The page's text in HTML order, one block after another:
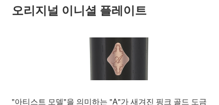
오리지널 이니셜 플레이트
"아티스트 모델"을 의미하는 "A"가 새겨진 핑크 골드 도금